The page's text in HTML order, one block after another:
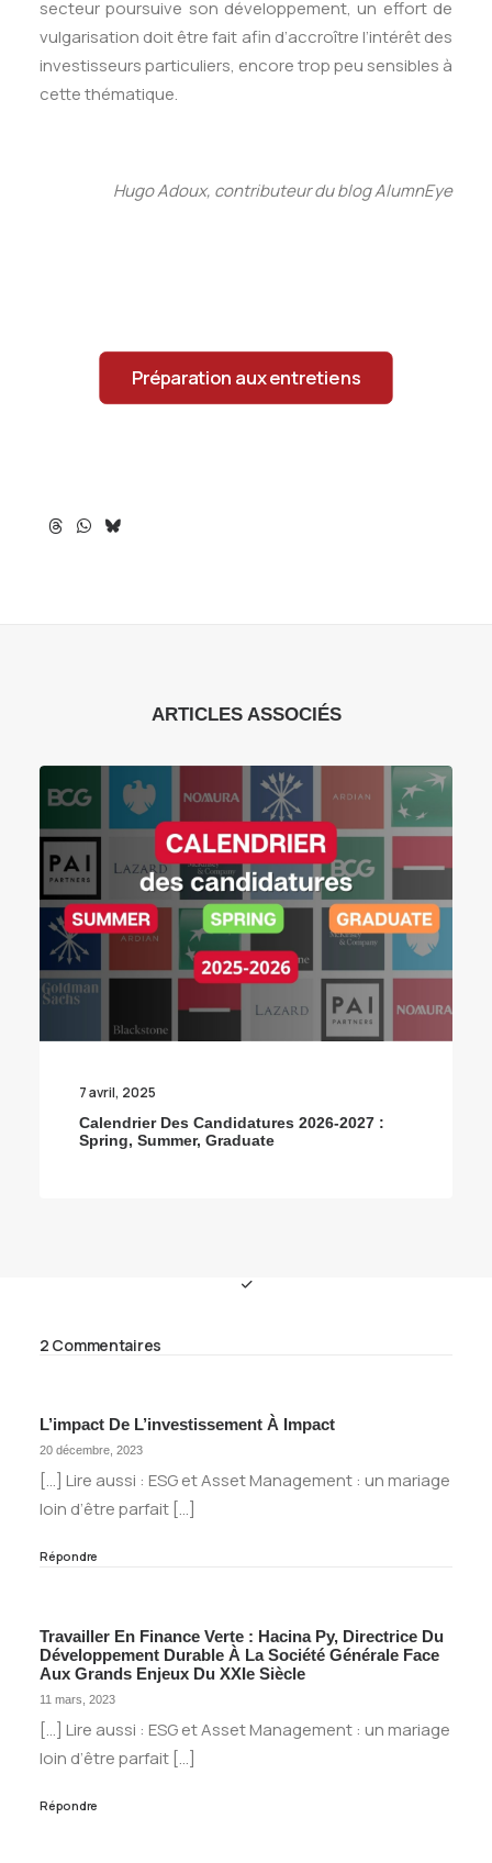
secteur poursuive son développement, un effort de
vulgarisation doit être fait afin d’accroître l’intérêt des
investisseurs particuliers, encore trop peu sensibles à
cette thématique.
Hugo Adoux, contributeur du blog AlumnEye
Préparation aux entretiens
ARTICLES ASSOCIÉS
7 avril, 2025
Calendrier Des Candidatures 2026-2027 :
Spring, Summer, Graduate
2 Commentaires
L’impact De L’investissement À Impact
20 décembre, 2023
[…] Lire aussi : ESG et Asset Management : un mariage
loin d’être parfait […]
Répondre
Travailler En Finance Verte : Hacina Py, Directrice Du
Développement Durable À La Société Générale Face
Aux Grands Enjeux Du XXIe Siècle
11 mars, 2023
[…] Lire aussi : ESG et Asset Management : un mariage
loin d’être parfait […]
Répondre